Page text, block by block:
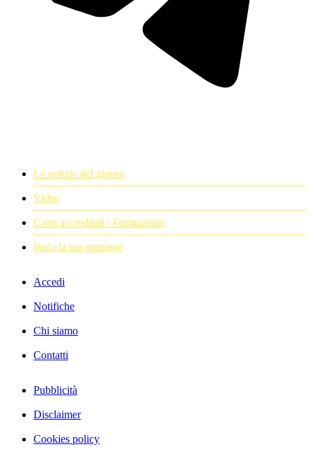
Le notizie del giorno
Video
Corsi accreditati / Formazione
Invia la tua opinione
Accedi
Notifiche
Chi siamo
Contatti
Pubblicità
Disclaimer
Cookies policy